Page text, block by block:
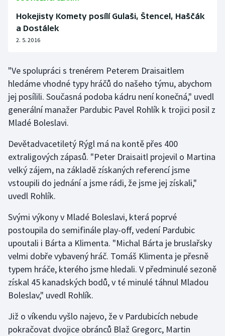
Parasport
Plážový volejbal
Ragby
Rychlostní kanoistika
Short track
Sportovní střelba
Stolní tenis
Triatlon
Veslování
Vodní slalom
Volejbal
Hokejisty Komety posílí Gulaši, Štencel, Haščák
a Dostálek
2. 5. 2016
"Ve spolupráci s trenérem Peterem Draisaitlem
hledáme vhodné typy hráčů do našeho týmu, abychom
jej posílili. Současná podoba kádru není konečná," uvedl
generální manažer Pardubic Pavel Rohlík k trojici posil z
Mladé Boleslavi.
Devětadvacetiletý Rýgl má na kontě přes 400
extraligových zápasů. "Peter Draisaitl projevil o Martina
velký zájem, na základě získaných referencí jsme
vstoupili do jednání a jsme rádi, že jsme jej získali,"
uvedl Rohlík.
Svými výkony v Mladé Boleslavi, která poprvé
postoupila do semifinále play-off, vedení Pardubic
upoutali i Bárta a Klimenta. "Michal Bárta je bruslařsky
velmi dobře vybavený hráč. Tomáš Klimenta je přesně
typem hráče, kterého jsme hledali. V předminulé sezoně
získal 45 kanadských bodů, v té minulé táhnul Mladou
Boleslav," uvedl Rohlík.
Již o víkendu vyšlo najevo, že v Pardubicích nebude
pokračovat dvojice obránců Blaž Gregorc, Martin